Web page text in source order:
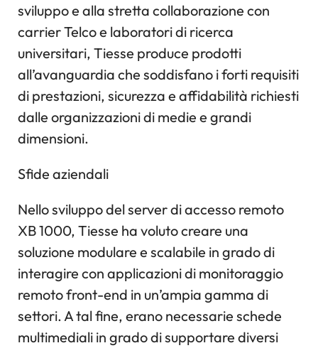
sviluppo e alla stretta collaborazione con
carrier Telco e laboratori di ricerca
universitari, Tiesse produce prodotti
all’avanguardia che soddisfano i forti requisiti
di prestazioni, sicurezza e affidabilità richiesti
dalle organizzazioni di medie e grandi
dimensioni.
Sfide aziendali
Nello sviluppo del server di accesso remoto
XB 1000, Tiesse ha voluto creare una
soluzione modulare e scalabile in grado di
interagire con applicazioni di monitoraggio
remoto front-end in un’ampia gamma di
settori. A tal fine, erano necessarie schede
multimediali in grado di supportare diversi